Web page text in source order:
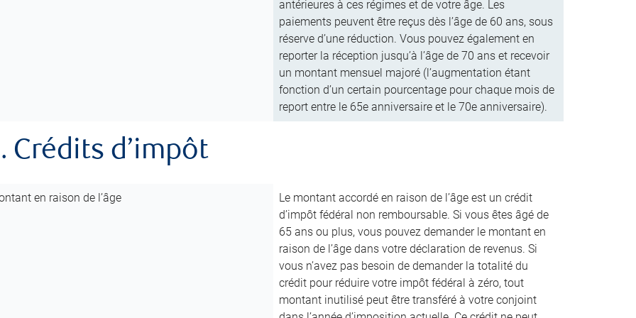
antérieures à ces régimes et de votre âge. Les
paiements peuvent être reçus dès l’âge de 60 ans, sous
réserve d’une réduction. Vous pouvez également en
reporter la réception jusqu’à l’âge de 70 ans et recevoir
un montant mensuel majoré (l’augmentation étant
fonction d’un certain pourcentage pour chaque mois de
report entre le 65e anniversaire et le 70e anniversaire).
Crédits d’impôt
en raison de l’âge
Le montant accordé en raison de l’âge est un crédit
d’impôt fédéral non remboursable. Si vous êtes âgé de
65 ans ou plus, vous pouvez demander le montant en
raison de l’âge dans votre déclaration de revenus. Si
vous n’avez pas besoin de demander la totalité du
crédit pour réduire votre impôt fédéral à zéro, tout
montant inutilisé peut être transféré à votre conjoint